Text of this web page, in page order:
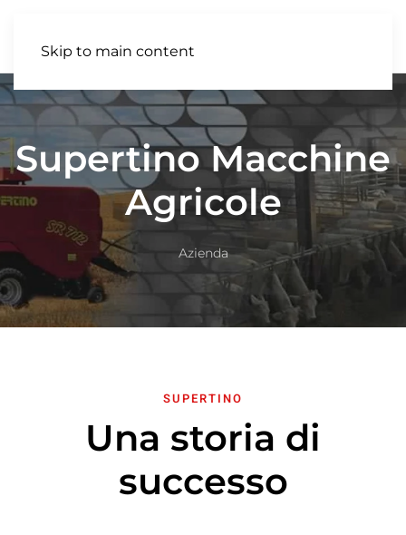
Skip to main content
Supertino Macchine
Agricole
Azienda
SUPERTINO
Una storia di
successo